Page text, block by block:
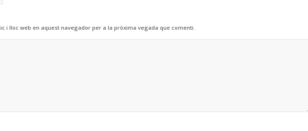
i lloc web en aquest navegador per a la pròxima vegada que comenti.